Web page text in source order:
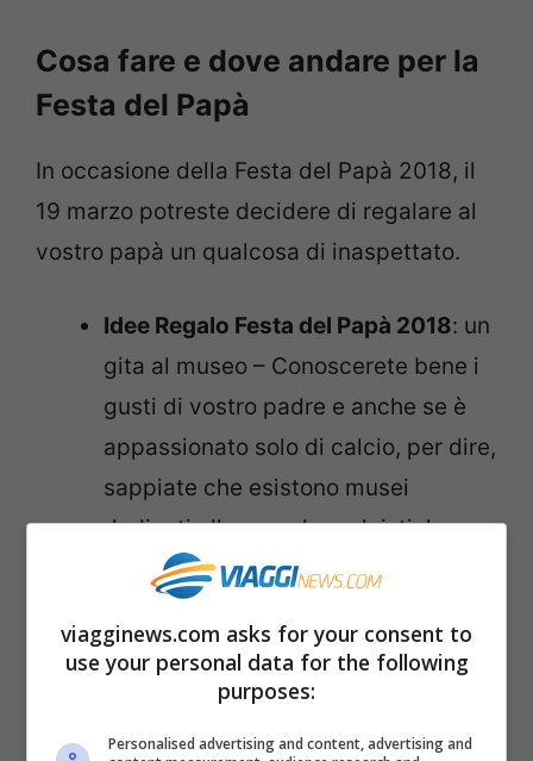
Cosa fare e dove andare per la
Festa del Papà
In occasione della Festa del Papà 2018, il
19 marzo potreste decidere di regalare al
vostro papà un qualcosa di inaspettato.
Idee Regalo Festa del Papà 2018: un
gita al museo – Conoscerete bene i
gusti di vostro padre e anche se è
appassionato solo di calcio, per dire,
sappiate che esistono musei
dedicati alle squadre calcistiche
italiane in ogni dove e raggiungerli è
dei pittori a lui particolarmente cari
informatevi se esistono delle
mostre!
viagginews.com asks for your consent to
use your personal data for the following
purposes:
Personalised advertising and content, advertising and